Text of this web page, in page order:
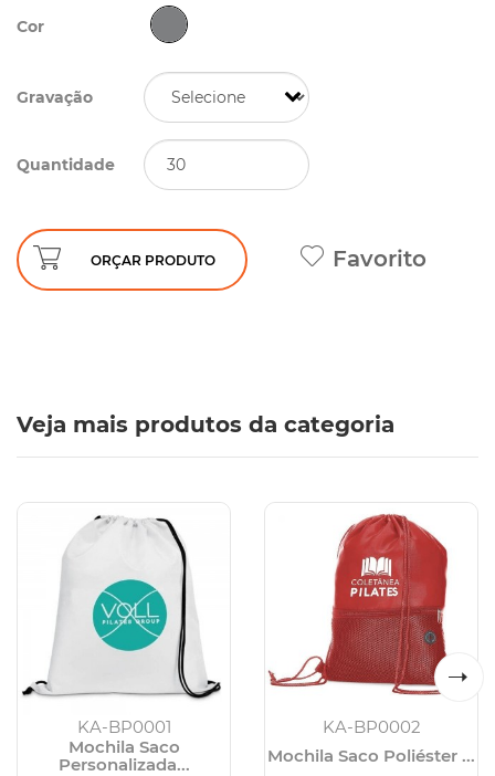
Cor
Gravação
Quantidade
ORÇAR PRODUTO Favorito
Veja mais produtos da categoria
KA-BP0001
Mochila Saco
Personalizada...
KA-BP0002
Mochila Saco Poliéster ...